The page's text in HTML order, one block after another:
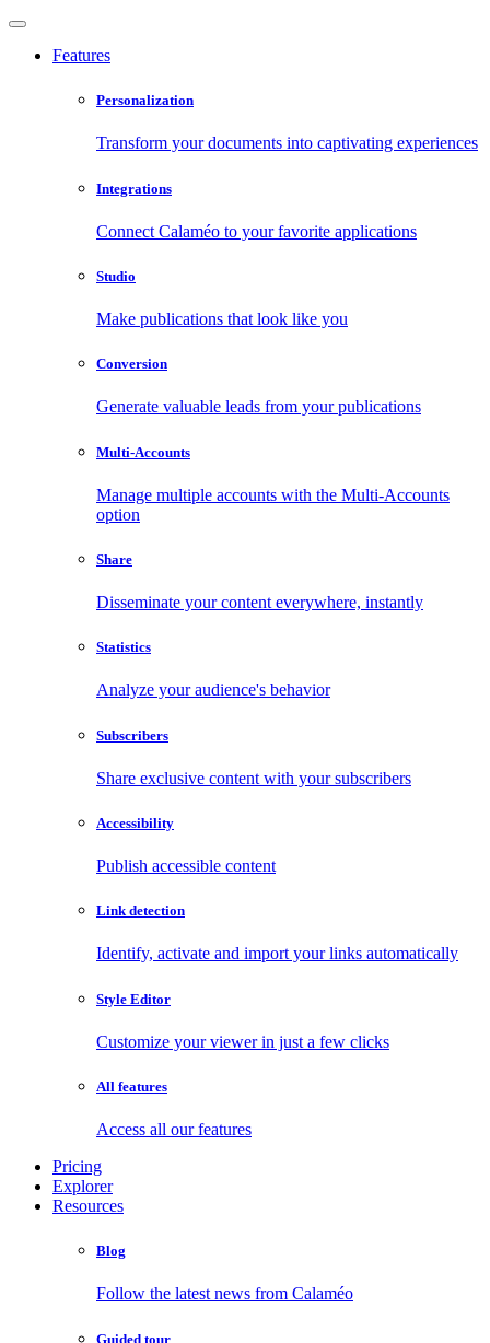
Features
Personalization
Transform your documents into captivating experiences
Integrations
Connect Calaméo to your favorite applications
Studio
Make publications that look like you
Conversion
Generate valuable leads from your publications
Multi-Accounts
Manage multiple accounts with the Multi-Accounts
option
Share
Disseminate your content everywhere, instantly
Statistics
Analyze your audience's behavior
Subscribers
Share exclusive content with your subscribers
Accessibility
Publish accessible content
Link detection
Identify, activate and import your links automatically
Style Editor
Customize your viewer in just a few clicks
All features
Access all our features
Pricing
Explorer
Resources
Blog
Follow the latest news from Calaméo
Guided tour